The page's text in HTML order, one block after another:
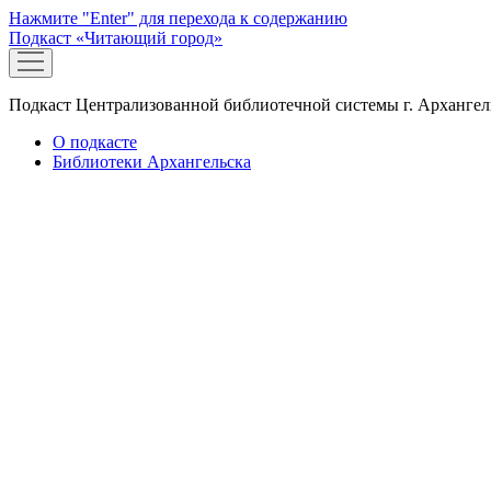
Нажмите "Enter" для перехода к содержанию
Подкаст «Читающий город»
открыть
меню
Подкаст Централизованной библиотечной системы г.
О подкасте
Библиотеки Архангельска